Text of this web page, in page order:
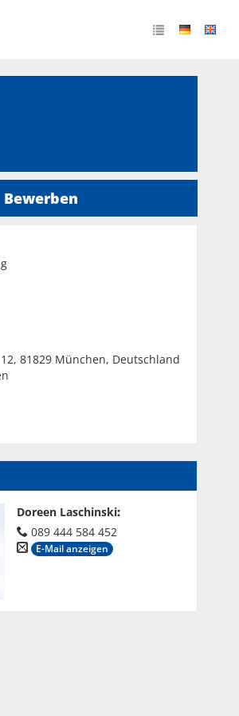
Bewerben
81829 München, Deutschland
Doreen Laschinski:
089 444 584 452
E-Mail anzeigen